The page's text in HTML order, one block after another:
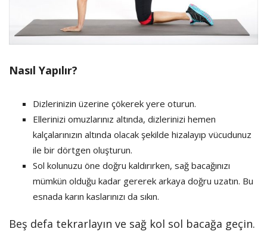
Nasıl Yapılır?
Dizlerinizin üzerine çökerek yere oturun.
Ellerinizi omuzlarınız altında, dizlerinizi hemen
kalçalarınızın altında olacak şekilde hizalayıp vücudunuz
ile bir dörtgen oluşturun.
Sol kolunuzu öne doğru kaldırırken, sağ bacağınızı
mümkün olduğu kadar gererek arkaya doğru uzatın. Bu
esnada karın kaslarınızı da sıkın.
Beş defa tekrarlayın ve sağ kol sol bacağa geçin.